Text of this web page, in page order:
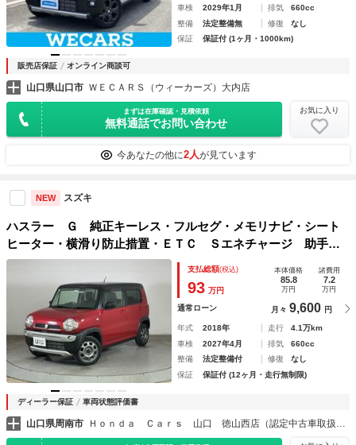
車検
2029年1月 排気
660cc
整備
法定整備無 修復
なし
保証
保証付 (1ヶ月・1000km)
販売店保証 オンライン商談可
山口県山口市 ＷＥＣＡＲＳ（ウィーカーズ）大内店
まずは在庫確認・見積依頼
無料通話でお問い合わせ
お気に入り
今あなたの他に2人が見ています
NEW スズキ
ハスラー Ｇ 純正キーレス・フルセグ・メモリナビ・シート
ヒーター・横滑り防止措置・ＥＴＣ Ｓエネチャージ 助手席
エアバック キ－レス ＢＬＵＥＴＯＯＴＨ ナビＴＶ 運転
席エアバック ４ＷＤ車 ＤＶＤ視聴 ＡＵＸ接続
支払総額(税込)
93 万円
本体価格
85.8
万円
諸費用
7.2
万円
通常ローン 月々 9,600 円
年式 2018年 走行
4.1万km
車検
2027年4月 排気
660cc
整備
法定整備付 修復
なし
保証
保証付 (12ヶ月・走行無制限)
ディーラー保証 車両状態評価書
山口県周南市